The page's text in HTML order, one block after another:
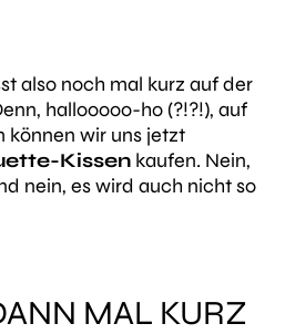
also noch mal kurz auf der
hallooooo-ho (?!?!), auf
wir uns jetzt
Kissen kaufen. Nein,
nein, es wird auch nicht so
MAL KURZ